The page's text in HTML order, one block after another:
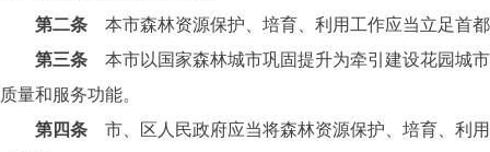
第二条 本市森林资源保护、培育、利用工作应当立足首
第三条 本市以国家森林城市巩固提升为牵引建设花园城
质量和服务功能。
第四条 市、区人民政府应当将森林资源保护、培育、利